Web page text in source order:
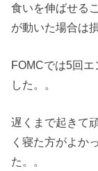
食いを伸ばせる
が動いた場合は
FOMCでは5回
した。。
遅くまで起きて
く寝た方がよか
た。。